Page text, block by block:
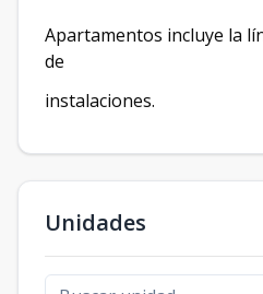
Apartamentos incluye la
de
instalaciones.
Unidades